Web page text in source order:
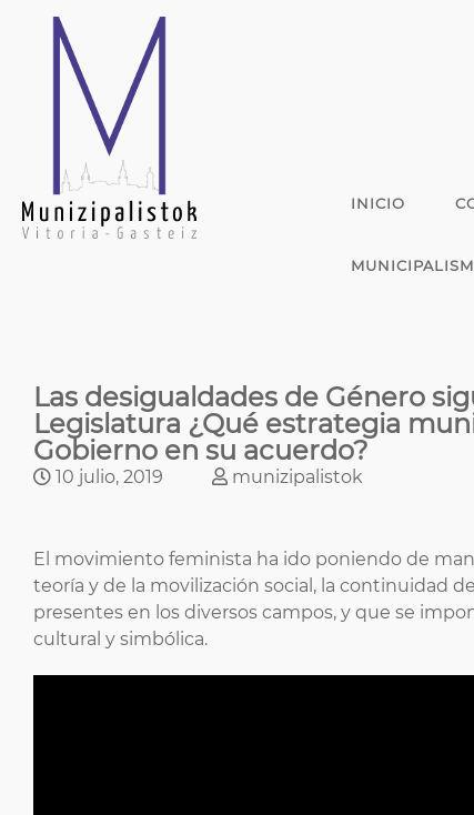
INICIO
Las desigualdades de Género
Legislatura ¿Qué estrategia
Gobierno en su acuerdo?
10 julio, 2019 munizipalistok
El movimiento feminista ha ido poniendo de
teoría y de la movilización social, la continuidad
presentes en los diversos campos, y que se
cultural y simbólica.